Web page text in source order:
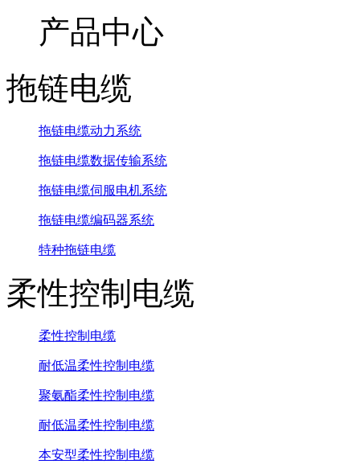
产品中心
拖链电缆
拖链电缆动力系统
拖链电缆数据传输系统
拖链电缆伺服电机系统
拖链电缆编码器系统
特种拖链电缆
柔性控制电缆
柔性控制电缆
耐低温柔性控制电缆
聚氨酯柔性控制电缆
耐低温柔性控制电缆
本安型柔性控制电缆